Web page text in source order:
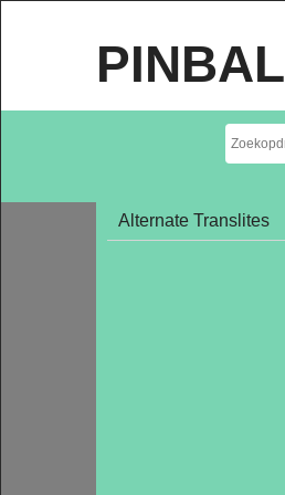
Alternate Translites